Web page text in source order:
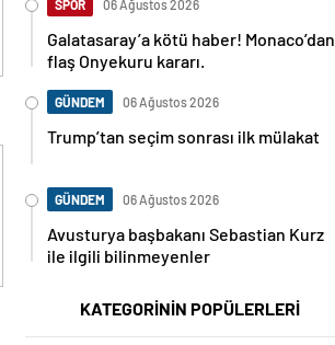
SPOR 06 Ağustos 2026
Galatasaray’a kötü haber! Monaco’dan
flaş Onyekuru kararı.
GÜNDEM 06 Ağustos 2026
Trump’tan seçim sonrası ilk mülakat
GÜNDEM 06 Ağustos 2026
Avusturya başbakanı Sebastian Kurz
ile ilgili bilinmeyenler
KATEGORİNİN POPÜLERLERİ